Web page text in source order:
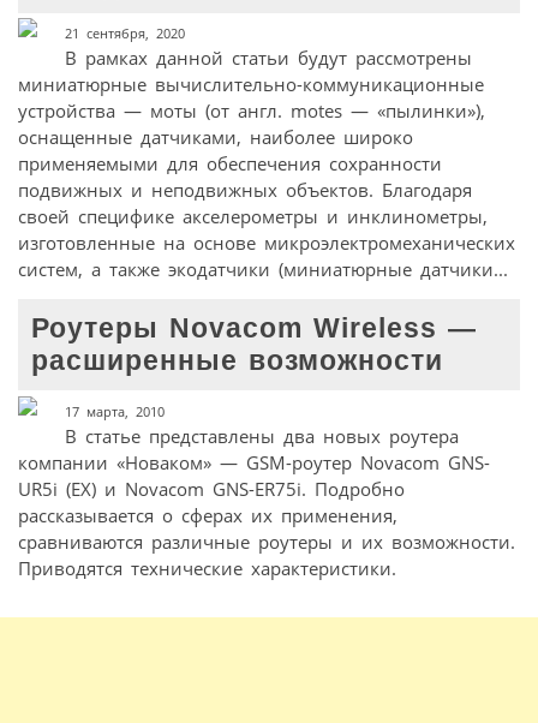
21 сентября, 2020
В рамках данной статьи будут рассмотрены
миниатюрные вычислительно-коммуникационные
устройства — моты (от англ. motes — «пылинки»),
оснащенные датчиками, наиболее широко
применяемыми для обеспечения сохранности
подвижных и неподвижных объектов. Благодаря
своей специфике акселерометры и инклинометры,
изготовленные на основе микроэлектромеханических
систем, а также экодатчики (миниатюрные датчики...
Роутеры Novacom Wireless —
расширенные возможности
17 марта, 2010
В статье представлены два новых роутера
компании «Новаком» — GSM-роутер Novacom GNS-
UR5i (EX) и Novacom GNS-ER75i. Подробно
рассказывается о сферах их применения,
сравниваются различные роутеры и их возможности.
Приводятся технические характеристики.